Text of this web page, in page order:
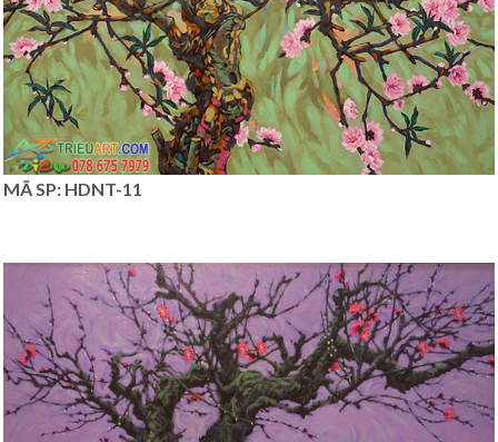
MÃ SP: HDNT-11